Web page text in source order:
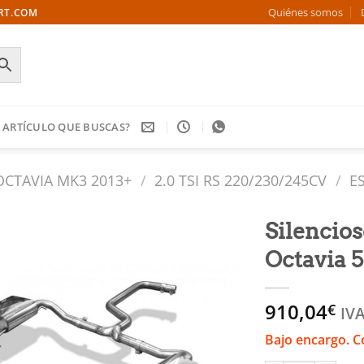
Quiénes somos
QUE BUSCAS?
MK3 2013+ / 2.0 TSI RS 220/230/245CV /
Octavia
910,04€
Bajo encargo.